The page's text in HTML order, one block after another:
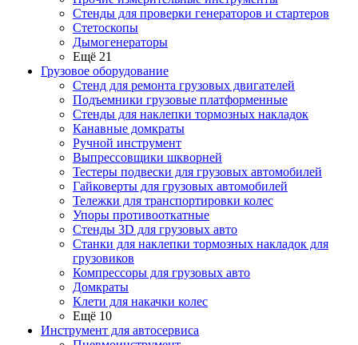
Стенды для проверки генераторов и стартеров
Стетоскопы
Дымогенераторы
Ещё 21
Грузовое оборудование
Стенд для ремонта грузовых двигателей
Подъемники грузовые платформенные
Стенды для наклепки тормозных накладок
Канавные домкраты
Ручной инструмент
Выпрессовщики шкворней
Тестеры подвески для грузовых автомобилей
Гайковерты для грузовых автомобилей
Тележки для транспортировки колес
Упоры противооткатные
Стенды 3D для грузовых авто
Станки для наклепки тормозных накладок для
грузовиков
Компрессоры для грузовых авто
Домкраты
Клети для накачки колес
Ещё 10
Инструмент для автосервиса